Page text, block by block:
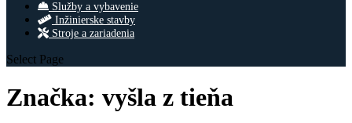
Služby a vybavenie
Inžinierske stavby
Stroje a zariadenia
Select Page
Značka: vyšla z tieňa